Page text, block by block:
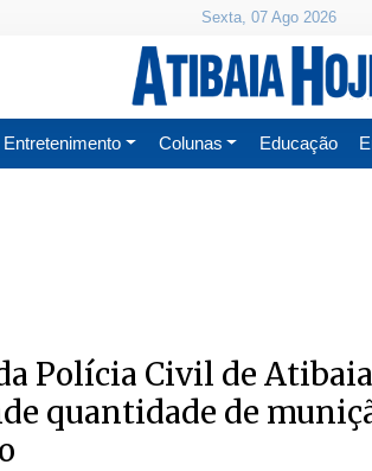
Sexta, 07 Ago 2026
Entretenimento Colunas Educação
Polícia Civil de
quantidade de